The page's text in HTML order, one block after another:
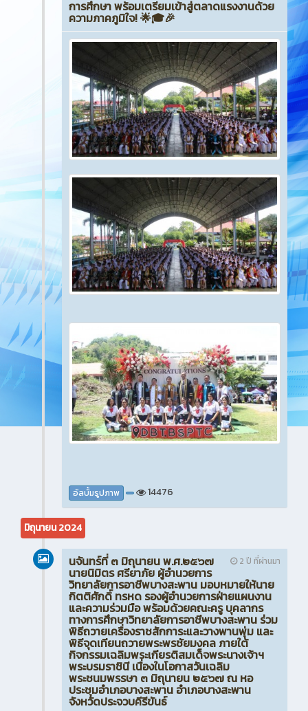
การศึกษา พร้อมเตรียมเข้าสู่ตลาดแรงงานด้วย
ความภาคภูมิใจ! 🌟🎓🎉
อัลบั้มรูปภาพ 14476
มิถุนายน 2024
2 ปี ที่ผ่านมา
นจันทร์ที่ ๓ มิถุนายน พ.ศ.๒๕๖๗
นายนิมิตร ศรียาภัย ผู้อำนวยการ
วิทยาลัยการอาชีพบางสะพาน มอบหมายให้นาย
กิตติศักดิ์ ทรหด รองผู้อำนวยการฝ่ายแผนงาน
และความร่วมมือ พร้อมด้วยคณะครู บุคลากร
ทางการศึกษาวิทยาลัยการอาชีพบางสะพาน ร่วม
พิธีถวายเครื่องราชสักการะและวางพานพุ่ม และ
พิธีจุดเทียนถวายพระพรชัยมงคล ภายใต้
กิจกรรมเฉลิมพระเกียรติสมเด็จพระนางเจ้าฯ
พระบรมราชินี เนื่องในโอกาสวันเฉลิม
พระชนมพรรษา ๓ มิถุนายน ๒๕๖๗ ณ หอ
ประชุมอำเภอบางสะพาน อำเภอบางสะพาน
จังหวัดประจวบคีรีขันธ์